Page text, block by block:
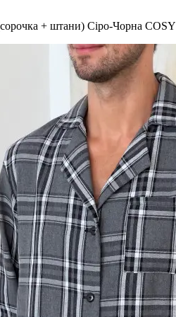
+ штани) Сіро-Чорна COSY